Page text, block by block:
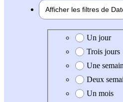
Afficher les filtres de
Date de création de
Un jour
Trois jours
Une
Deux
Un mois